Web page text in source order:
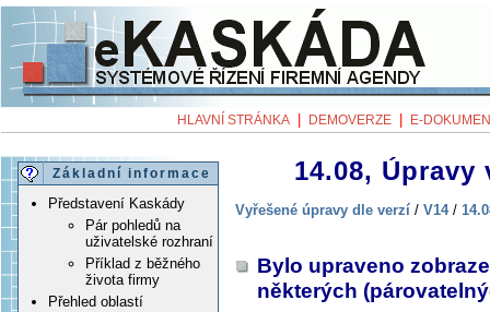
HLAVNÍ STRÁNKA DEMOVERZE E-
Základní informace
Představení Kaskády
Pár pohledů na
uživatelské rozhraní
Příklad z běžného
života firmy
Přehled oblastí
14.08, Úpravy
Vyřešené úpravy dle verzí / V14/
Bylo upraveno
některých